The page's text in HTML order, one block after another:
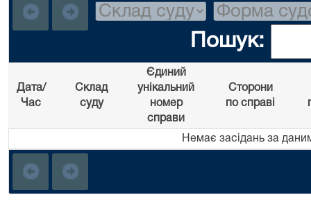
Пошук:
Дата/
Час
Склад
суду
Єдиний
унікальний
номер
справи
Сторони
по справі
Немає засідань за